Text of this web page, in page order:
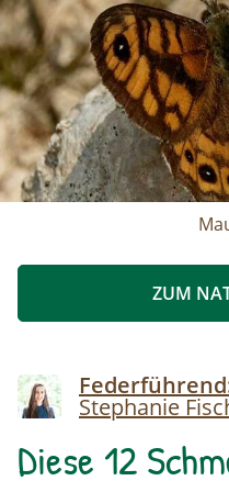
ZUM
Image
Stephanie
Diese 12